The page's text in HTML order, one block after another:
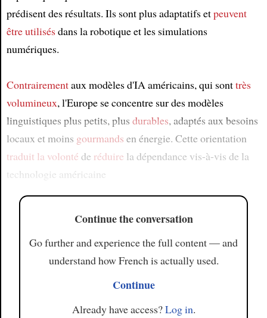
prédisent des résultats. Ils sont plus adaptatifs etpeuvent
être utilisésdans la robotique et les simulations
numériques.
Contrairementaux modèles d'IA américains, qui sonttrès
volumineux, l'Europe se concentre sur des modèles
linguistiques plus petits, plus durables, adaptés aux besoins
locaux et moins gourmands en énergie. Cette orientation
traduit la volonté de réduire la dépendance vis-à-vis de la
technologie américaine
Continue the conversation
Go further and experience the full content — and
understand how French is actually used.
Continue
Already have access?Log in.